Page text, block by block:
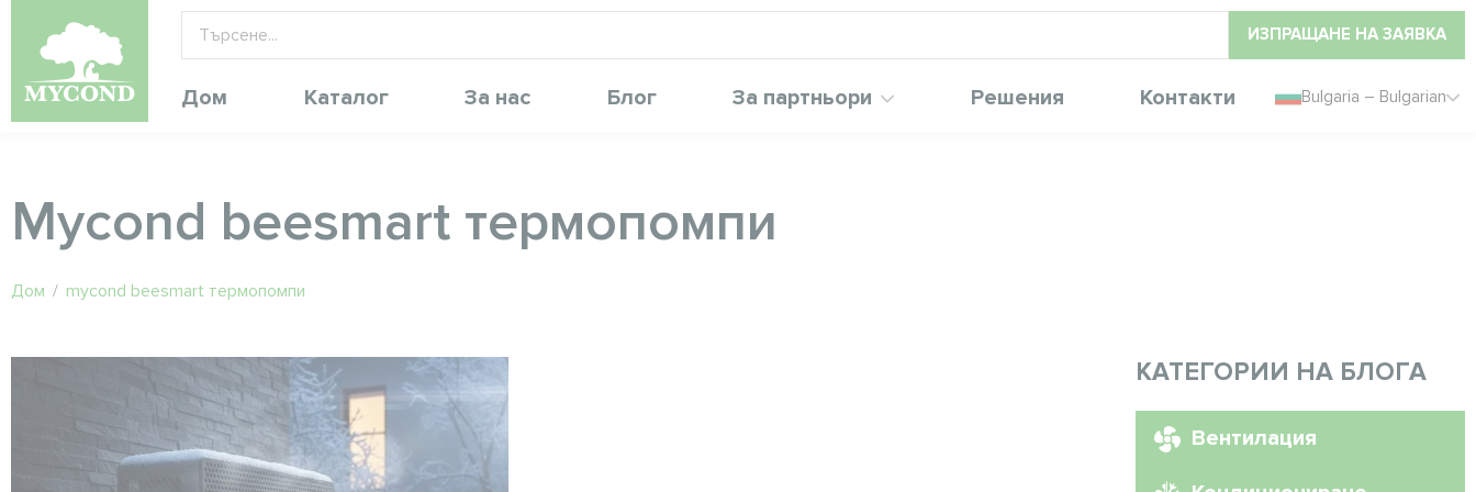
ИЗПРАЩАНЕ НА ЗАЯВКА
Дом Каталог За нас Блог За партньори Решения Контакти Bulgaria – Bulgarian
Mycond beesmart термопомпи
Дом / mycond beesmart термопомпи
КАТЕГОРИИ НА БЛОГА
Вентилация